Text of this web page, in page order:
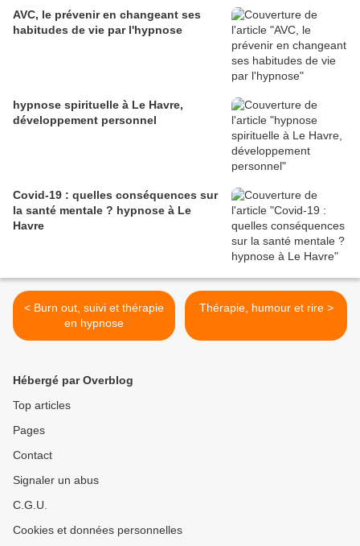
AVC, le prévenir en changeant ses
habitudes de vie par l'hypnose
hypnose spirituelle à Le Havre,
développement personnel
Covid-19 : quelles conséquences sur
la santé mentale ? hypnose à Le
Havre
< Burn out, suivi et thérapie
en hypnose
Thérapie, humour et rire >
Hébergé par Overblog
Top articles
Pages
Contact
Signaler un abus
C.G.U.
Cookies et données personnelles